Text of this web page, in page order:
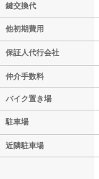
鍵交換代
他初期費用
保証人代行会社
仲介手数料
バイク置き場
駐車場
近隣駐車場